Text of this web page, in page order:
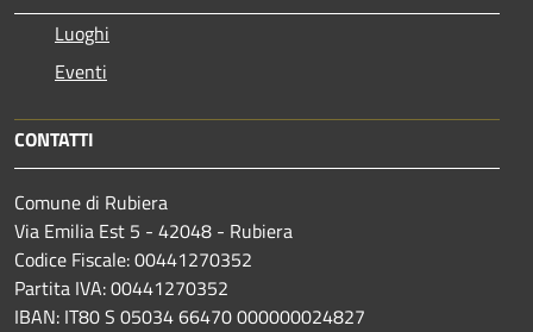
Luoghi
Eventi
CONTATTI
Comune di Rubiera
Via Emilia Est 5 - 42048 - Rubiera
Codice Fiscale: 00441270352
Partita IVA: 00441270352
IBAN: IT80 S 05034 66470 000000024827